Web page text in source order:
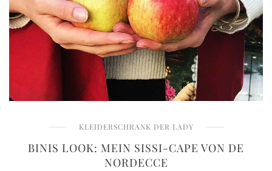
KLEIDERSCHRANK DER LADY
BINIS LOOK: MEIN SISSI-CAPE VON DE
NORDECCE